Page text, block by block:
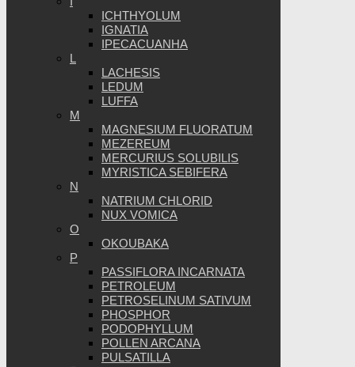
ICHTHYOLUM
IGNATIA
IPECACUANHA
L
LACHESIS
LEDUM
LUFFA
M
MAGNESIUM FLUORATUM
MEZEREUM
MERCURIUS SOLUBILIS
MYRISTICA SEBIFERA
N
NATRIUM CHLORID
NUX VOMICA
O
OKOUBAKA
P
PASSIFLORA INCARNATA
PETROLEUM
PETROSELINUM SATIVUM
PHOSPHOR
PODOPHYLLUM
POLLEN ARCANA
PULSATILLA